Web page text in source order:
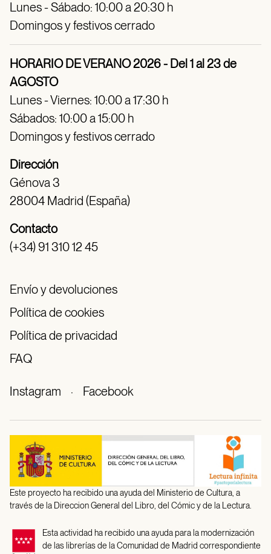
Lunes - Sábado: 10:00 a 20:30 h
Domingos y festivos cerrado
HORARIO DE VERANO 2026 - Del 1 al 23 de
AGOSTO
Lunes - Viernes: 10:00 a 17:30 h
Sábados: 10:00 a 15:00 h
Domingos y festivos cerrado
Dirección
Génova 3
28004 Madrid (España)
Contacto
(+34) 91 310 12 45
Envío y devoluciones
Política de cookies
Política de privacidad
FAQ
Instagram · Facebook
Este proyecto ha recibido una ayuda del Ministerio de Cultura, a
través de la Direccion General del Libro, del Cómic y de la Lectura.
Esta actividad ha recibido una ayuda para la modernización
de las librerías de la Comunidad de Madrid correspondiente